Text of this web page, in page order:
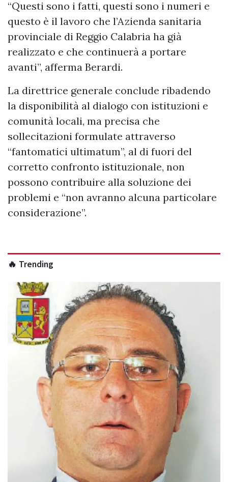
“Questi sono i fatti, questi sono i numeri e
questo è il lavoro che l’Azienda sanitaria
provinciale di Reggio Calabria ha già
realizzato e che continuerà a portare
avanti”, afferma Berardi.
La direttrice generale conclude ribadendo
la disponibilità al dialogo con istituzioni e
comunità locali, ma precisa che
sollecitazioni formulate attraverso
“fantomatici ultimatum”, al di fuori del
corretto confronto istituzionale, non
possono contribuire alla soluzione dei
problemi e “non avranno alcuna particolare
considerazione”.
🔥 Trending